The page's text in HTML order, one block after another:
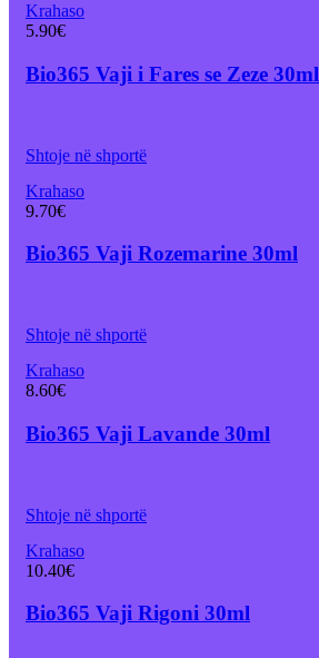
Krahaso
5.90€
Bio365 Vaji i Fares se Zeze 30ml
Shtoje në shportë
Krahaso
9.70€
Bio365 Vaji Rozemarine 30ml
Shtoje në shportë
Krahaso
8.60€
Bio365 Vaji Lavande 30ml
Shtoje në shportë
Krahaso
10.40€
Bio365 Vaji Rigoni 30ml